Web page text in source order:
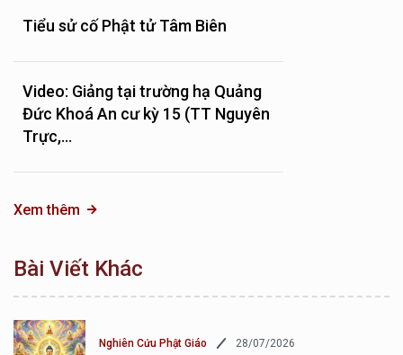
Tiểu sử cố Phật tử Tâm Biên
Video: Giảng tại trường hạ Quảng
Đức Khoá An cư kỳ 15 (TT Nguyên
Trực,...
Xem thêm
Bài Viết Khác
Nghiên Cứu Phật Giáo 28/07/2026